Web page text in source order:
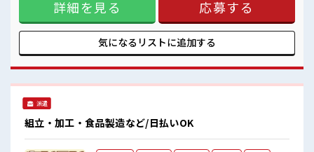
しょう！ ≪自分に向いている仕事が探せる≫ 困った事などが
あれば、 担当がしっかりサポートします！ ■職場の雰囲気 休
憩室で自分タイム！ のんびりスマホチェック♪ 職場にはロッ
カー完備！ 私物の置きすぎには注意が必要ですね★ 残業多
め！ 稼ぎたい方は必見！ 高収入もバッチリ目指せますよ！
詳細を見る 応募する
気になるリストに追加する
派遣
組立・加工・食品製造など/日払いOK